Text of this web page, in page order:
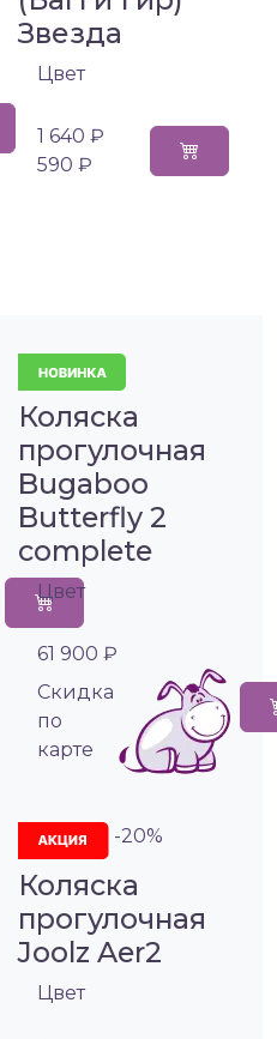
Звезда
Цвет
1 640 ₽
590 ₽
Коляска
прогулочная
Bugaboo
Butterfly 2
complete
Цвет
61 900 ₽
Cкидка
по
карте
-20%
Коляска
прогулочная
Joolz Aer2
Цвет